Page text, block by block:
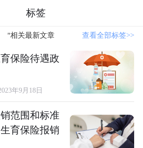
标签
"相关最新文章 查看全部标签>>
保险待遇政
年9月18日
范围和标准
育保险报销